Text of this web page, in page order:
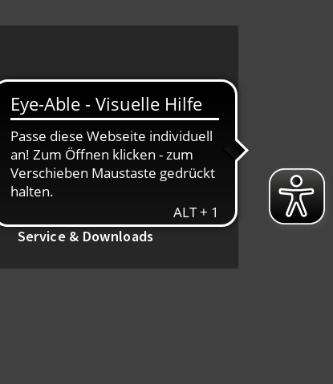
Alte Herren Tanz
Service & Downloads